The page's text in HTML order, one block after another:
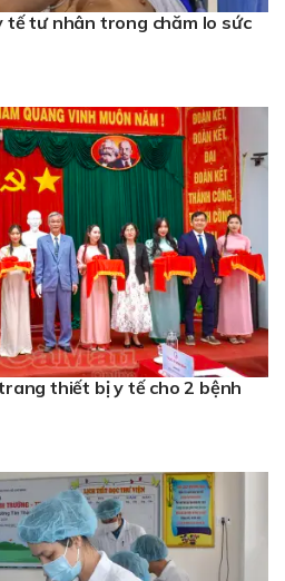
tế tư nhân trong chăm lo sức
thiết bị y tế cho 2 bệnh